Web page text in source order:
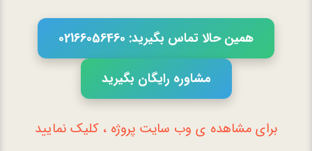
همین حالا تماس بگیرید: 02166056460
مشاوره رایگان بگیرید
برای مشاهده ی وب سایت پروژه ، کلیک نمایید